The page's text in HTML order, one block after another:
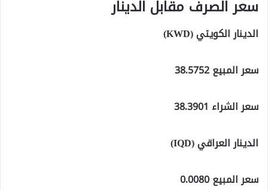
سعر الصرف مقابل الدينار
الدينار الكويتي (KWD)
سعر المبيع 38.5752
سعر الشراء 38.3901
الدينار العراقي (IQD)
سعر المبيع 0.0080